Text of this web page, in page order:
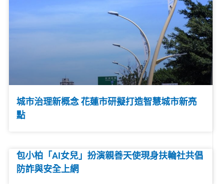
城市治理新概念 花蓮市研擬打造智慧城市新亮
點
包小柏「AI女兒」扮演親善天使現身扶輪社共倡
防詐與安全上網